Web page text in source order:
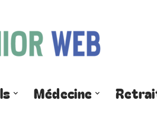
Médecine